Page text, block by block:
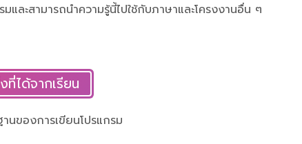
และสามารถนำความรู้นี้ไปใช้กับภาษาและโครงงานอื่น ๆ
ได้จากเรียน
านของการเขียนโปรแกรม